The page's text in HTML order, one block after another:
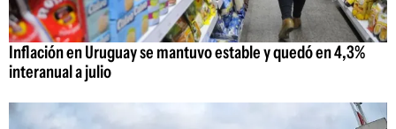
Inflación en Uruguay se mantuvo estable y quedó en 4,3%
interanual a julio